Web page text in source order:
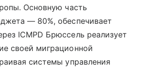
Основную часть
— 80%, обеспечивает
ICMPD Брюссель реализует
своей миграционной
системы управления